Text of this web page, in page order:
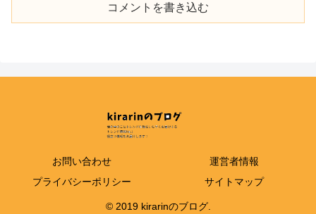
コメントを書き込む
お問い合わせ
運営者情報
プライバシーポリシー
サイトマップ
© 2019 kirarinのブログ.